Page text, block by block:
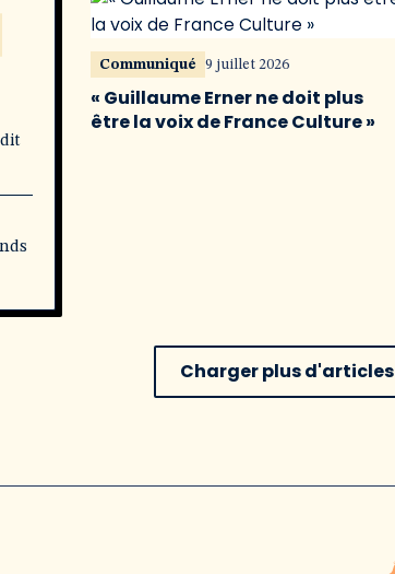
Communiqué 9 juillet 2026
« Guillaume Erner ne doit plus
être la voix de France Culture »
Charger plus d'articles